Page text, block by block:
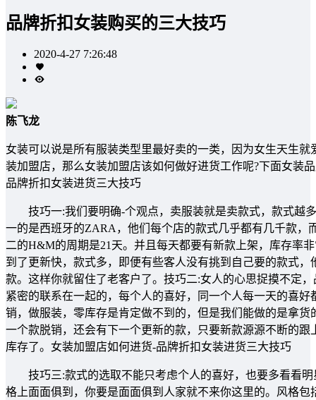
品牌折扣女装购买的三大技巧
2020-4-27 7:26:48
陈飞龙
女装可以说是所有服装类型里最好卖的一类，因为女生天生
装加盟店，那么女装加盟店该如何做好进货工作呢?下面女装
品牌折扣女装进货三大技巧
技巧一:我们要明确-个观点，卖服装就是卖款式，款式越
一的是西班牙的ZARA，他们每个店的款式几乎都有几千款，
二的H&M的周期是21天。并且每天都要有新款上架，库存
到了更新快，款式多，即便有些客人没有挑到自己要的款式
款。这样你就留住了老客户了。技巧二:女人的心思捉摸不
紧密的联系在一起的，每个人的喜好，同一个人每一天的喜
销，做服装，零库存是肯定做不到的，但是我们能做的是拿
一个款脱销，还会有下一个更新的款，只要新款源源不断的
库存了。女装加盟店如何进货-品牌折扣女装进货三大技巧
技巧三:款式的选取不能只考虑个人的喜好，也要多看看
格上面面俱到，你要是面面俱到人家就不来你这里的。风格